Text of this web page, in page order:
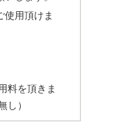
使用頂けま
料を頂きま
し）